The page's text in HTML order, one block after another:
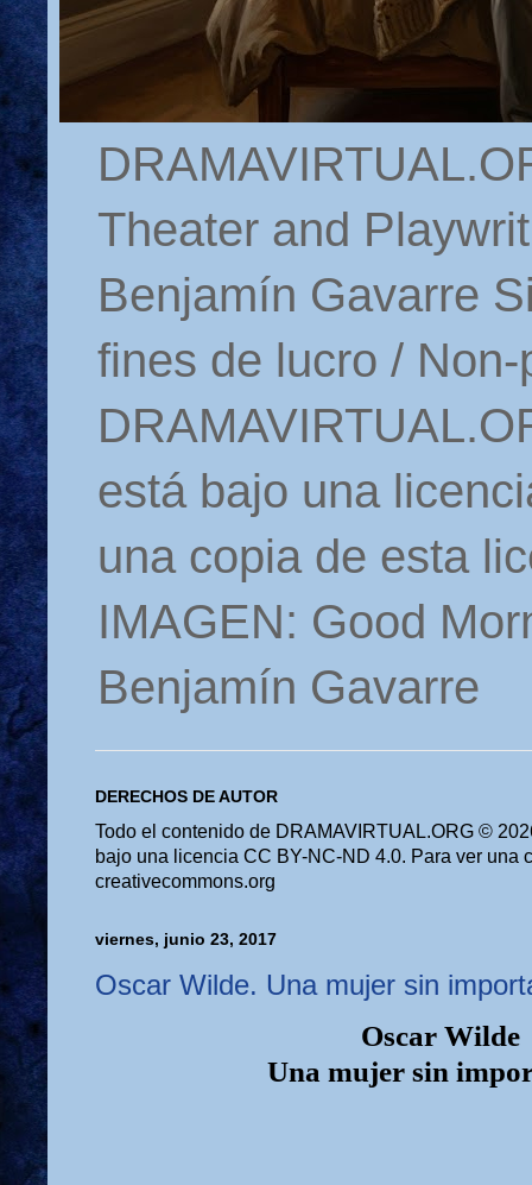
Theater and
Benjamín Gavarre
fines de lucro /
está bajo una
una copia de esta
IMAGEN: Good
Benjamín Gavarre
DERECHOS DE AUTOR
Todo el contenido de DRAMAVIRTUAL.ORG ©
bajo una licencia CC BY-NC-ND 4.0. Para ver una
creativecommons.org
viernes, junio 23, 2017
Oscar Wilde. Una mujer sin
Oscar Wilde
Una mujer sin